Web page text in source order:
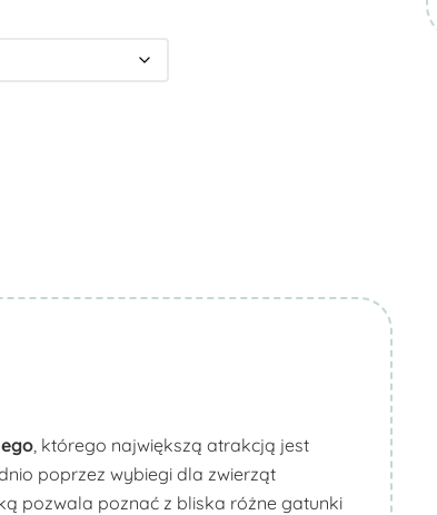
, którego największą atrakcją jest
poprzez wybiegi dla zwierząt
pozwala poznać z bliska różne gatunki